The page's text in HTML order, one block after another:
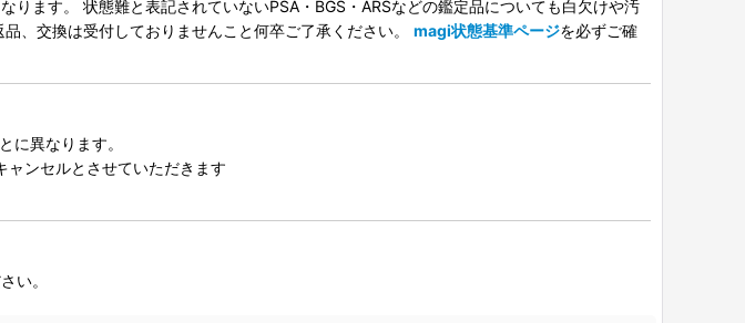
ます。 状態難と表記されていないPSA・BGS・ARSなどの鑑定品についても白欠けや汚
、交換は受付しておりませんこと何卒ご了承ください。 magi状態基準ページを必ずご確
に異なります。
ンセルとさせていただきます
い。